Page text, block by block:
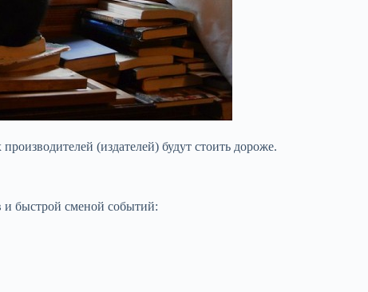
(издателей) будут стоить дороже.
быстрой сменой событий: